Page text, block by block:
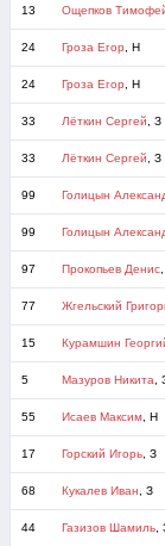
13 Ощепков
24 Гроза Егор , Н
24 Гроза Егор , Н
33 Лёткин Сергей , З
33 Лёткин Сергей , З
99 Голицын
99 Голицын
97 Прокопьев Денис
77 Жгельский
15 Курамшин
5 Мазуров Никита ,
55 Исаев Максим, Н
17 Горский Игорь, З
68 Кукалев Иван , З
44 Газизов Шамиль,